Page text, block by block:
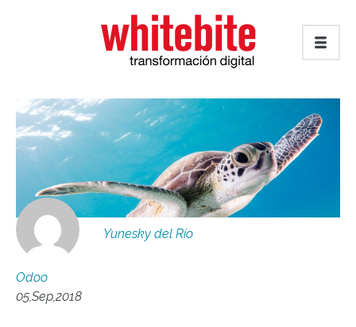
Yunesky del Río
Odoo
05,Sep,2018